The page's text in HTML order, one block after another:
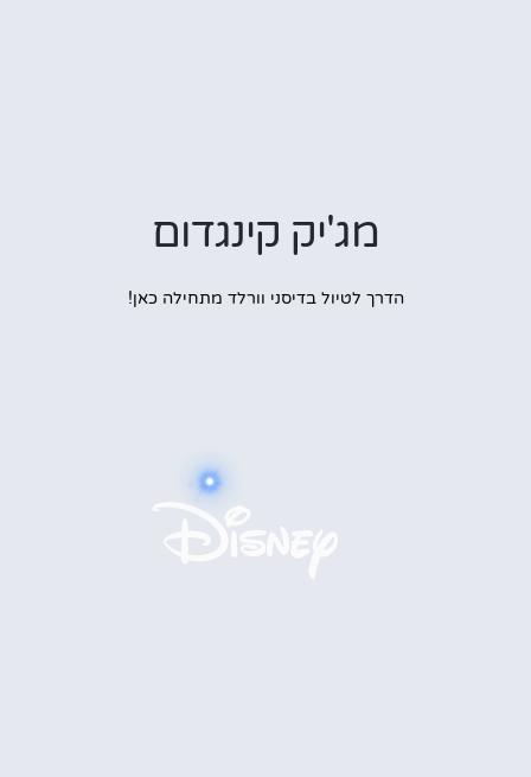
מג'יק קינגדום
הדרך לטיול בדיסני וורלד מתחילה כאן!